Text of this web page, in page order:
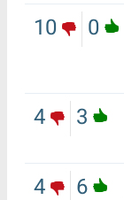
0
10
3
4
6
4